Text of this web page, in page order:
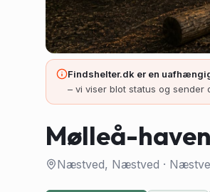
Findshelter.dk er en
– vi viser blot status og sender
Mølleå-haven
Næstved, Næstved ·